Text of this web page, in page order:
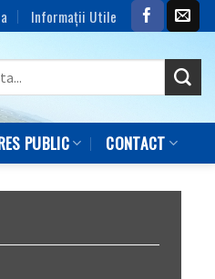
Informaţii Utile
PUBLIC CONTACT